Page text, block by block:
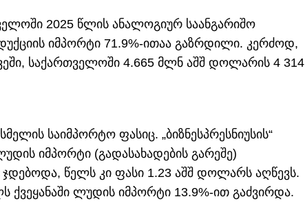
2025 წლის ანალოგიურ საანგარიშო
იმპორტი 71.9%-ითაა გაზრდილი. კერძოდ,
საქართველოში 4.665 მლნ აშშ დოლარის 4 314
საიმპორტო ფასიც. „ბიზნესპრესნიუსის“
იმპორტი (გადასახადების გარეშე)
წელს კი ფასი 1.23 აშშ დოლარს აღწევს.
ქვეყანაში ლუდის იმპორტი 13.9%-ით გაძვირდა.